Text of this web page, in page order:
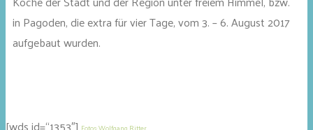
in Pagoden, die extra für vier Tage, vom 3. – 6. August 2017
aufgebaut wurden.